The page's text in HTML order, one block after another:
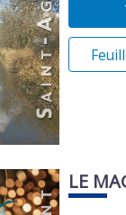
LE